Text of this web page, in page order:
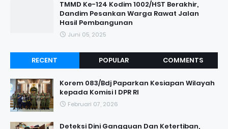
TMMD Ke-124 Kodim 1002/HST Berakhir,
Dandim Pesankan Warga Rawat Jalan
Hasil Pembangunan
Juni 05, 2025
RECENT POPULAR COMMENTS
Korem 083/Bdj Paparkan Kesiapan Wilayah
kepada Komisi I DPR RI
Februari 07, 2026
Deteksi Dini Gangguan Dan Ketertiban,